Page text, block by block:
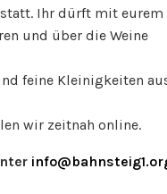
Ihr dürft mit eurem
und über die Weine
feine Kleinigkeiten
wir zeitnah online.